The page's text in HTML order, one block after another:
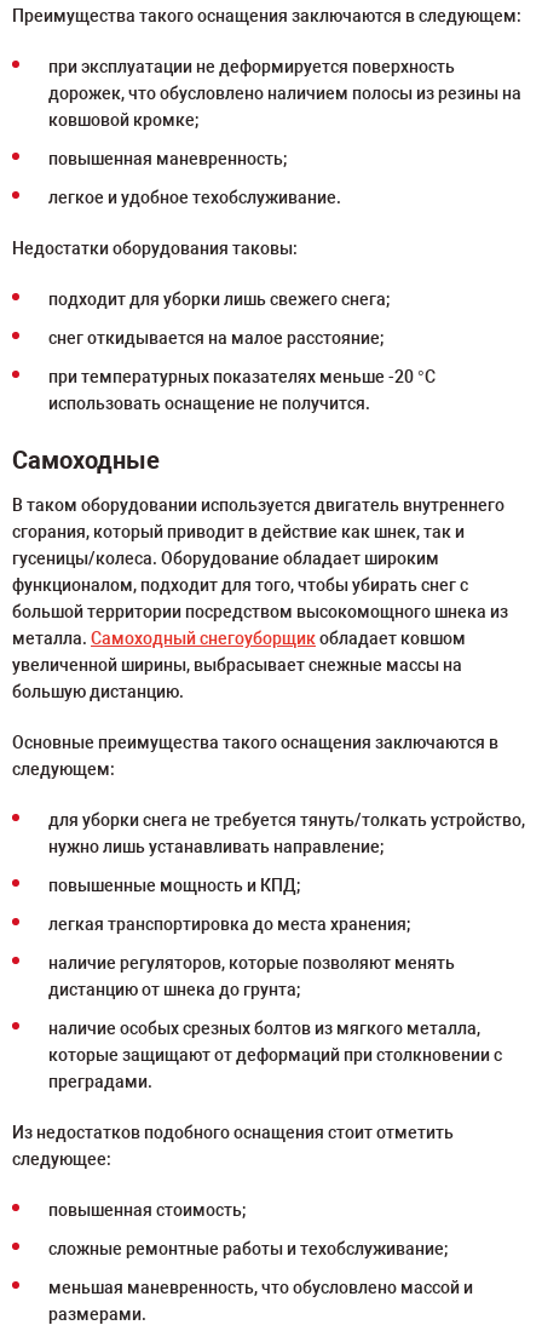
Преимущества такого оснащения заключаются в следующем:
при эксплуатации не деформируется поверхность
дорожек, что обусловлено наличием полосы из резины на
ковшовой кромке;
повышенная маневренность;
легкое и удобное техобслуживание.
Недостатки оборудования таковы:
подходит для уборки лишь свежего снега;
снег откидывается на малое расстояние;
при температурных показателях меньше -20 °С
использовать оснащение не получится.
Самоходные
В таком оборудовании используется двигатель внутреннего
сгорания, который приводит в действие как шнек, так и
гусеницы/колеса. Оборудование обладает широким
функционалом, подходит для того, чтобы убирать снег с
большой территории посредством высокомощного шнека из
металла. Самоходный снегоуборщикобладает ковшом
увеличенной ширины, выбрасывает снежные массы на
большую дистанцию.
Основные преимущества такого оснащения заключаются в
следующем:
для уборки снега не требуется тянуть/толкать устройство,
нужно лишь устанавливать направление;
повышенные мощность и КПД;
легкая транспортировка до места хранения;
наличие регуляторов, которые позволяют менять
дистанцию от шнека до грунта;
наличие особых срезных болтов из мягкого металла,
которые защищают от деформаций при столкновении с
преградами.
Из недостатков подобного оснащения стоит отметить
следующее:
повышенная стоимость;
сложные ремонтные работы и техобслуживание;
меньшая маневренность, что обусловлено массой и
размерами.